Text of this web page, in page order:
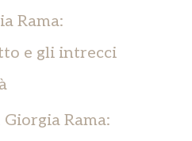
Rama:
e gli intrecci
Giorgia Rama: